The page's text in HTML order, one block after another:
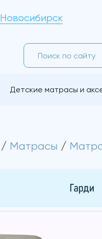
Новосибирск
Детские матрасы и
/ Матрасы /